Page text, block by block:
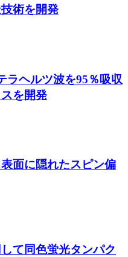
術を開発
ラヘルツ波を95％吸収
を開発
面に隠れたスピン偏
て同色蛍光タンパク